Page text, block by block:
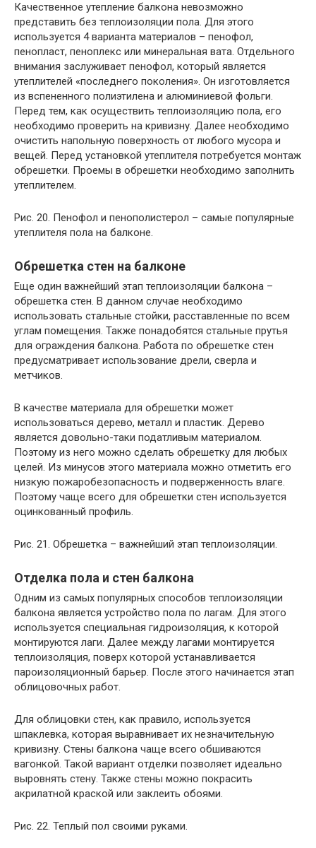
Качественное утепление балкона невозможно
представить без теплоизоляции пола. Для этого
используется 4 варианта материалов – пенофол,
пенопласт, пеноплекс или минеральная вата. Отдельного
внимания заслуживает пенофол, который является
утеплителей «последнего поколения». Он изготовляется
из вспененного полиэтилена и алюминиевой фольги.
Перед тем, как осуществить теплоизоляцию пола, его
необходимо проверить на кривизну. Далее необходимо
очистить напольную поверхность от любого мусора и
вещей. Перед установкой утеплителя потребуется монтаж
обрешетки. Проемы в обрешетки необходимо заполнить
утеплителем.
Рис. 20. Пенофол и пенополистерол – самые популярные
утеплителя пола на балконе.
Обрешетка стен на балконе
Еще один важнейший этап теплоизоляции балкона –
обрешетка стен. В данном случае необходимо
использовать стальные стойки, расставленные по всем
углам помещения. Также понадобятся стальные прутья
для ограждения балкона. Работа по обрешетке стен
предусматривает использование дрели, сверла и
метчиков.
В качестве материала для обрешетки может
использоваться дерево, металл и пластик. Дерево
является довольно-таки податливым материалом.
Поэтому из него можно сделать обрешетку для любых
целей. Из минусов этого материала можно отметить его
низкую пожаробезопасность и подверженность влаге.
Поэтому чаще всего для обрешетки стен используется
оцинкованный профиль.
Рис. 21. Обрешетка – важнейший этап теплоизоляции.
Отделка пола и стен балкона
Одним из самых популярных способов теплоизоляции
балкона является устройство пола по лагам. Для этого
используется специальная гидроизоляция, к которой
монтируются лаги. Далее между лагами монтируется
теплоизоляция, поверх которой устанавливается
пароизоляционный барьер. После этого начинается этап
облицовочных работ.
Для облицовки стен, как правило, используется
шпаклевка, которая выравнивает их незначительную
кривизну. Стены балкона чаще всего обшиваются
вагонкой. Такой вариант отделки позволяет идеально
выровнять стену. Также стены можно покрасить
акрилатной краской или заклеить обоями.
Рис. 22. Теплый пол своими руками.